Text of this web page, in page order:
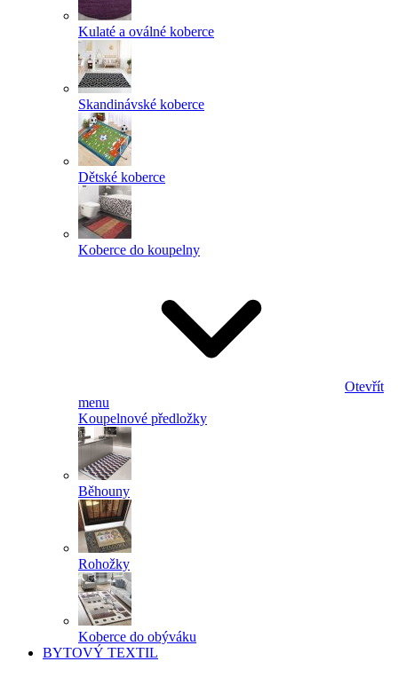
Kulaté a oválné koberce
Skandinávské koberce
Dětské koberce
Koberce do koupelny
Otevřít
menu
Koupelnové předložky
Běhouny
Rohožky
Koberce do obýváku
BYTOVÝ TEXTIL